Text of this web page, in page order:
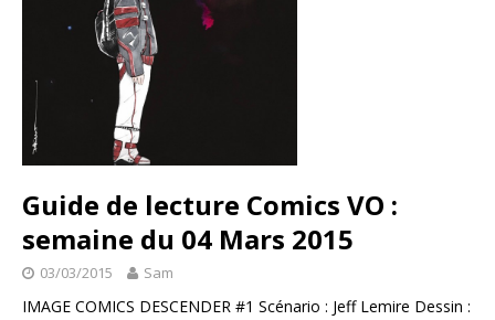
Guide de lecture Comics VO :
semaine du 04 Mars 2015
03/03/2015 Sam
IMAGE COMICS DESCENDER #1 Scénario : Jeff Lemire Dessin :